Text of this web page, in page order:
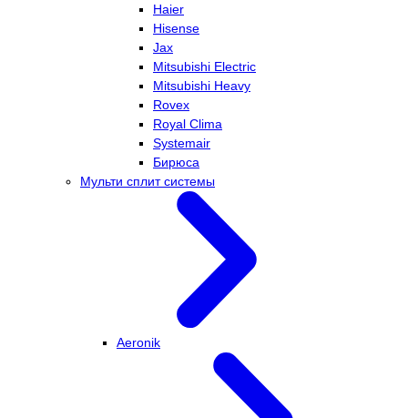
Haier
Hisense
Jax
Mitsubishi Electric
Mitsubishi Heavy
Rovex
Royal Clima
Systemair
Бирюса
Мульти сплит системы
Aeronik